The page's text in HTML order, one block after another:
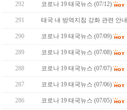
292 코로나 19 태국뉴스 (07/12)
291 태국 내 방역지침 강화 관련 안
290 코로나 19 태국뉴스 (07/09)
289 코로나 19 태국뉴스 (07/08)
288 코로나 19 태국뉴스 (07/07)
287 코로나 19 태국뉴스 (07/06)
286 코로나 19 태국뉴스 (07/05)